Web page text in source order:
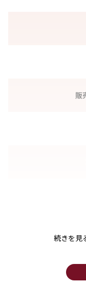
販
続きを見